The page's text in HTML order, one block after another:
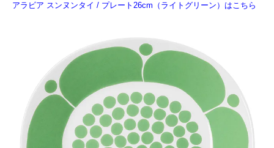
アラビア スンヌンタイ / プレート26cm（ライトグリーン）はこちら